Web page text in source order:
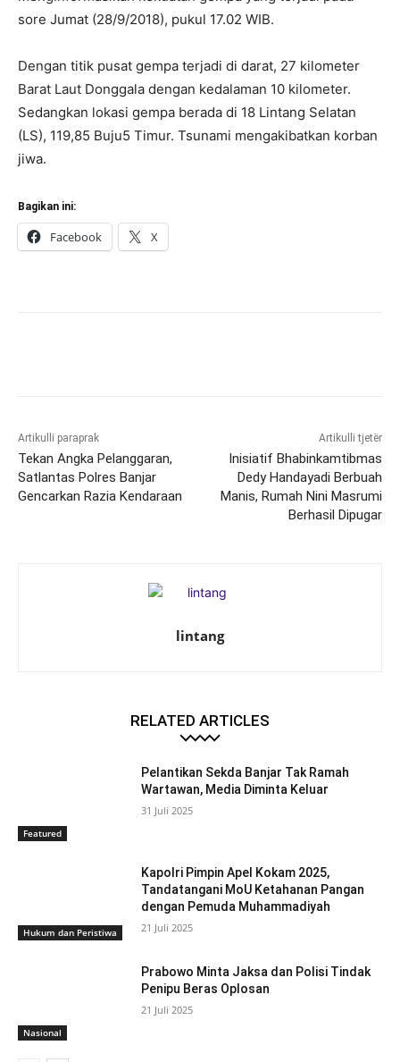
sore Jumat (28/9/2018), pukul 17.02 WIB.
Dengan titik pusat gempa terjadi di darat, 27 kilometer
Barat Laut Donggala dengan kedalaman 10 kilometer.
Sedangkan lokasi gempa berada di 18 Lintang Selatan
(LS), 119,85 Buju5 Timur. Tsunami mengakibatkan korban
jiwa.
Bagikan ini:
Facebook X
Artikulli paraprak
Tekan Angka Pelanggaran,
Satlantas Polres Banjar
Gencarkan Razia Kendaraan
Artikulli tjetër
Inisiatif Bhabinkamtibmas
Dedy Handayadi Berbuah
Manis, Rumah Nini Masrumi
Berhasil Dipugar
lintang
RELATED ARTICLES
Featured
Pelantikan Sekda Banjar Tak Ramah
Wartawan, Media Diminta Keluar
31 Juli 2025
Hukum dan Peristiwa
Kapolri Pimpin Apel Kokam 2025,
Tandatangani MoU Ketahanan Pangan
dengan Pemuda Muhammadiyah
21 Juli 2025
Nasional
Prabowo Minta Jaksa dan Polisi Tindak
Penipu Beras Oplosan
21 Juli 2025